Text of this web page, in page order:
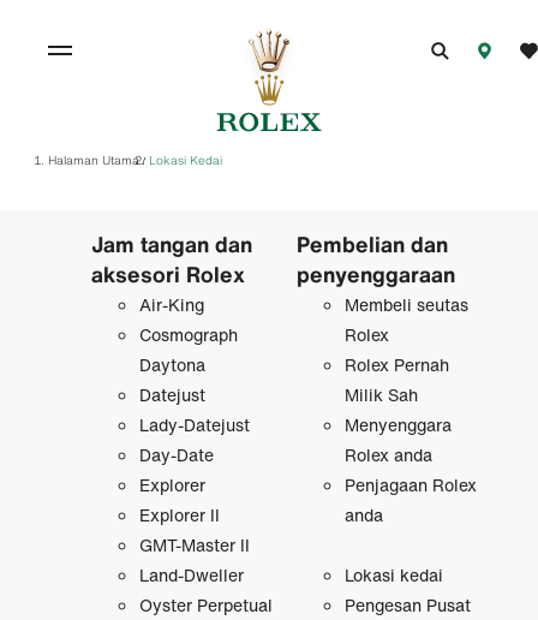
Halaman Utama/ Lokasi Kedai
Jam tangan dan
aksesori Rolex
Air-King
Cosmograph
Daytona
Datejust
Lady-Datejust
Day-Date
Explorer
Explorer II
GMT-Master II
Land-Dweller
Oyster Perpetual
Pembelian dan
penyenggaraan
Membeli seutas
Rolex
Rolex Pernah
Milik Sah
Menyenggara
Rolex anda
Penjagaan Rolex
anda
Lokasi kedai
Pengesan Pusat